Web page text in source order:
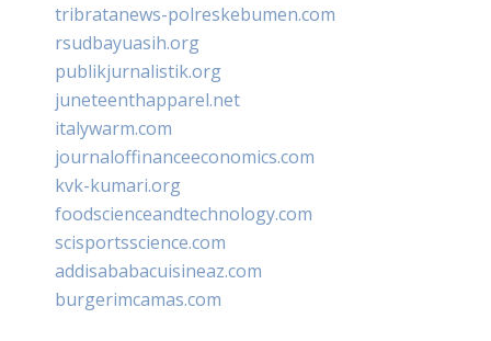
tribratanews-polreskebumen.com
rsudbayuasih.org
publikjurnalistik.org
juneteenthapparel.net
italywarm.com
journaloffinanceeconomics.com
kvk-kumari.org
foodscienceandtechnology.com
scisportsscience.com
addisababacuisineaz.com
burgerimcamas.com